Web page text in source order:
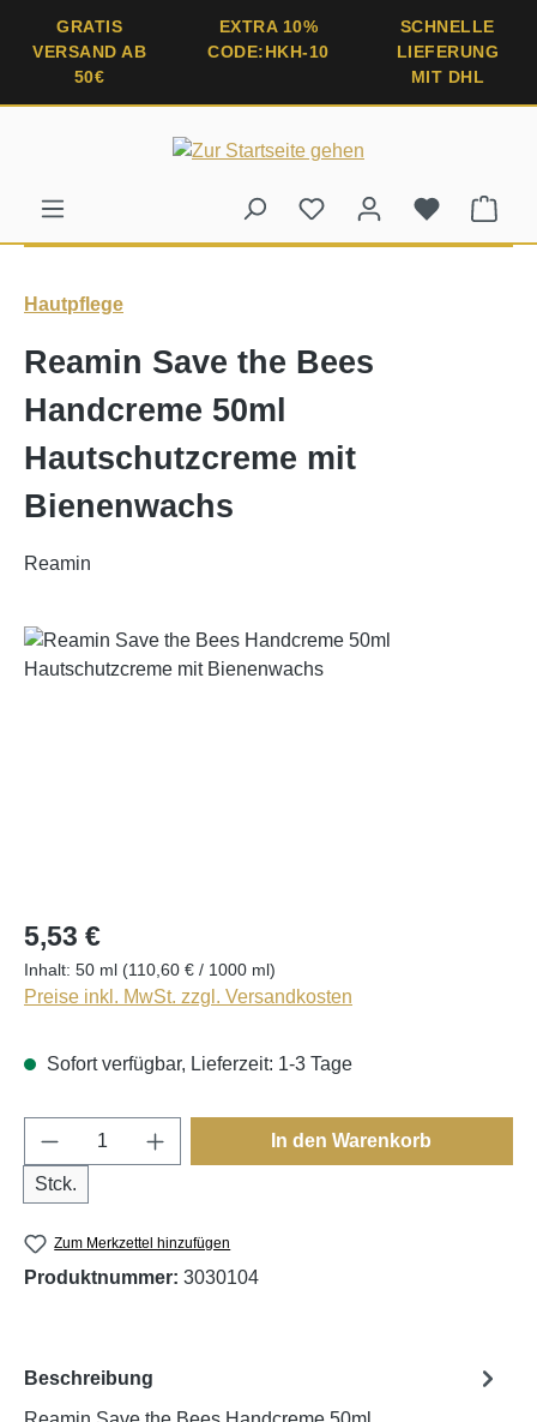
springen
GRATIS
VERSAND AB
50€
EXTRA 10%
CODE:HKH-10
SCHNELLE
LIEFERUNG
MIT DHL
Hautpflege
Reamin Save the Bees
Handcreme 50ml
Hautschutzcreme mit
Bienenwachs
Reamin
Bildergalerie überspringen
5,53 €
Inhalt: 50 ml (110,60 € / 1000 ml)
Preise inkl. MwSt. zzgl. Versandkosten
Sofort verfügbar, Lieferzeit: 1-3 Tage
Produkt Anzahl: Gib den gewünschten
Stck.
In den Warenkorb
Zum Merkzettel hinzufügen
Produktnummer: 3030104
Beschreibung